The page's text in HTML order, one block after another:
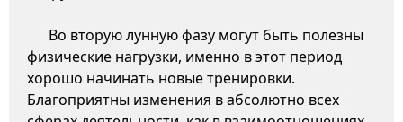
Во вторую лунную фазу могут быть полезны
физические нагрузки, именно в этот период
хорошо начинать новые тренировки.
Благоприятны изменения в абсолютно всех